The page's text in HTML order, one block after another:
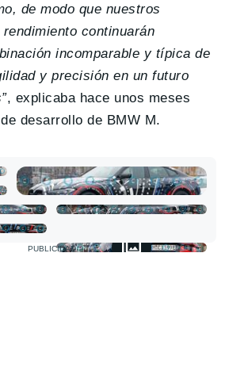
de modo que nuestros
continuarán
incomparable y típica de
y precisión en un futuro
, explicaba hace unos meses
desarrollo de BMW M.